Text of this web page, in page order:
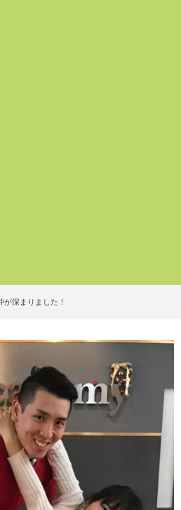
が深まりました！